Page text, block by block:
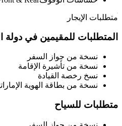
متطلبات الإيجار
المتطلبات للمقيمين في دولة
نسخة من جواز السفر
نسخة من تأشيرة الإقامة
نسخ رخصة القيادة
نسخة من بطاقة الهوية
متطلبات للسياح